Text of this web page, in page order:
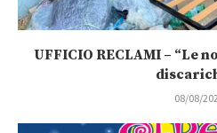
UFFICIO RECLAMI – “Le
08/08/